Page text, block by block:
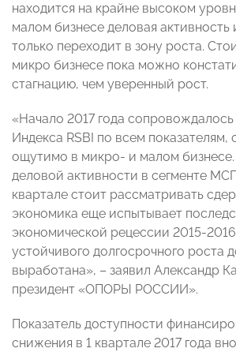
находится на крайне высоком
малом бизнесе деловая активность
только переходит в зону роста.
микро бизнесе пока можно
стагнацию, чем уверенный рост.
«Начало 2017 года
Индекса RSBI по всем показателям,
ощутимо в микро- и малом
деловой активности в сегменте
квартале стоит рассматривать
экономика еще испытывает
экономической рецессии 2015-2016
устойчивого долгосрочного роста
выработана», – заявил Александр
президент «ОПОРЫ РОССИИ».
Показатель доступности
снижения в 1 квартале 2017 года